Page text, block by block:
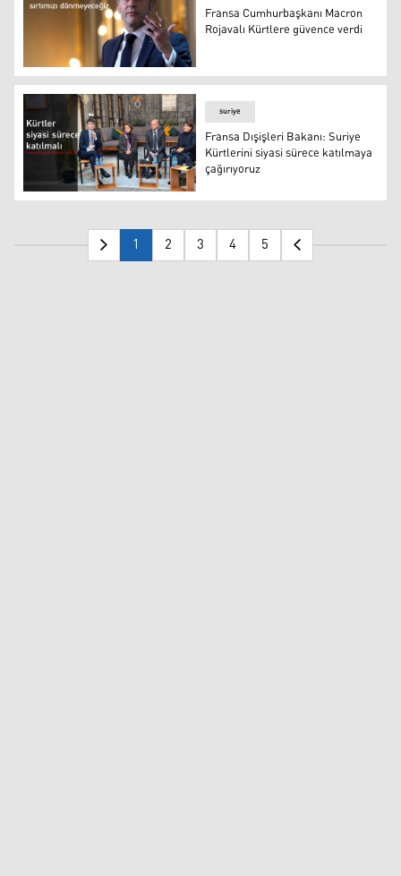
Fransa Cumhurbaşkanı Emanuel Macron
Fransa Cumhurbaşkanı Macron
Rojavalı Kürtlere güvence verdi
Fransa Dışişleri Bakanı: Suriye Kürtlerini siyasi sürece
suriye
Fransa Dışişleri Bakanı: Suriye
Kürtlerini siyasi sürece katılmaya
çağırıyoruz
1 2 3 4 5